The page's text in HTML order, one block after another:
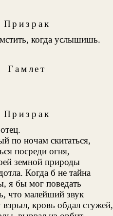
Призрак
когда услышишь.
Гамлет
Призрак
по ночам скитаться,
посреди огня,
земной природы
Когда б не тайна
я бы мог поведать
что малейший звук
кровь обдал стужей,